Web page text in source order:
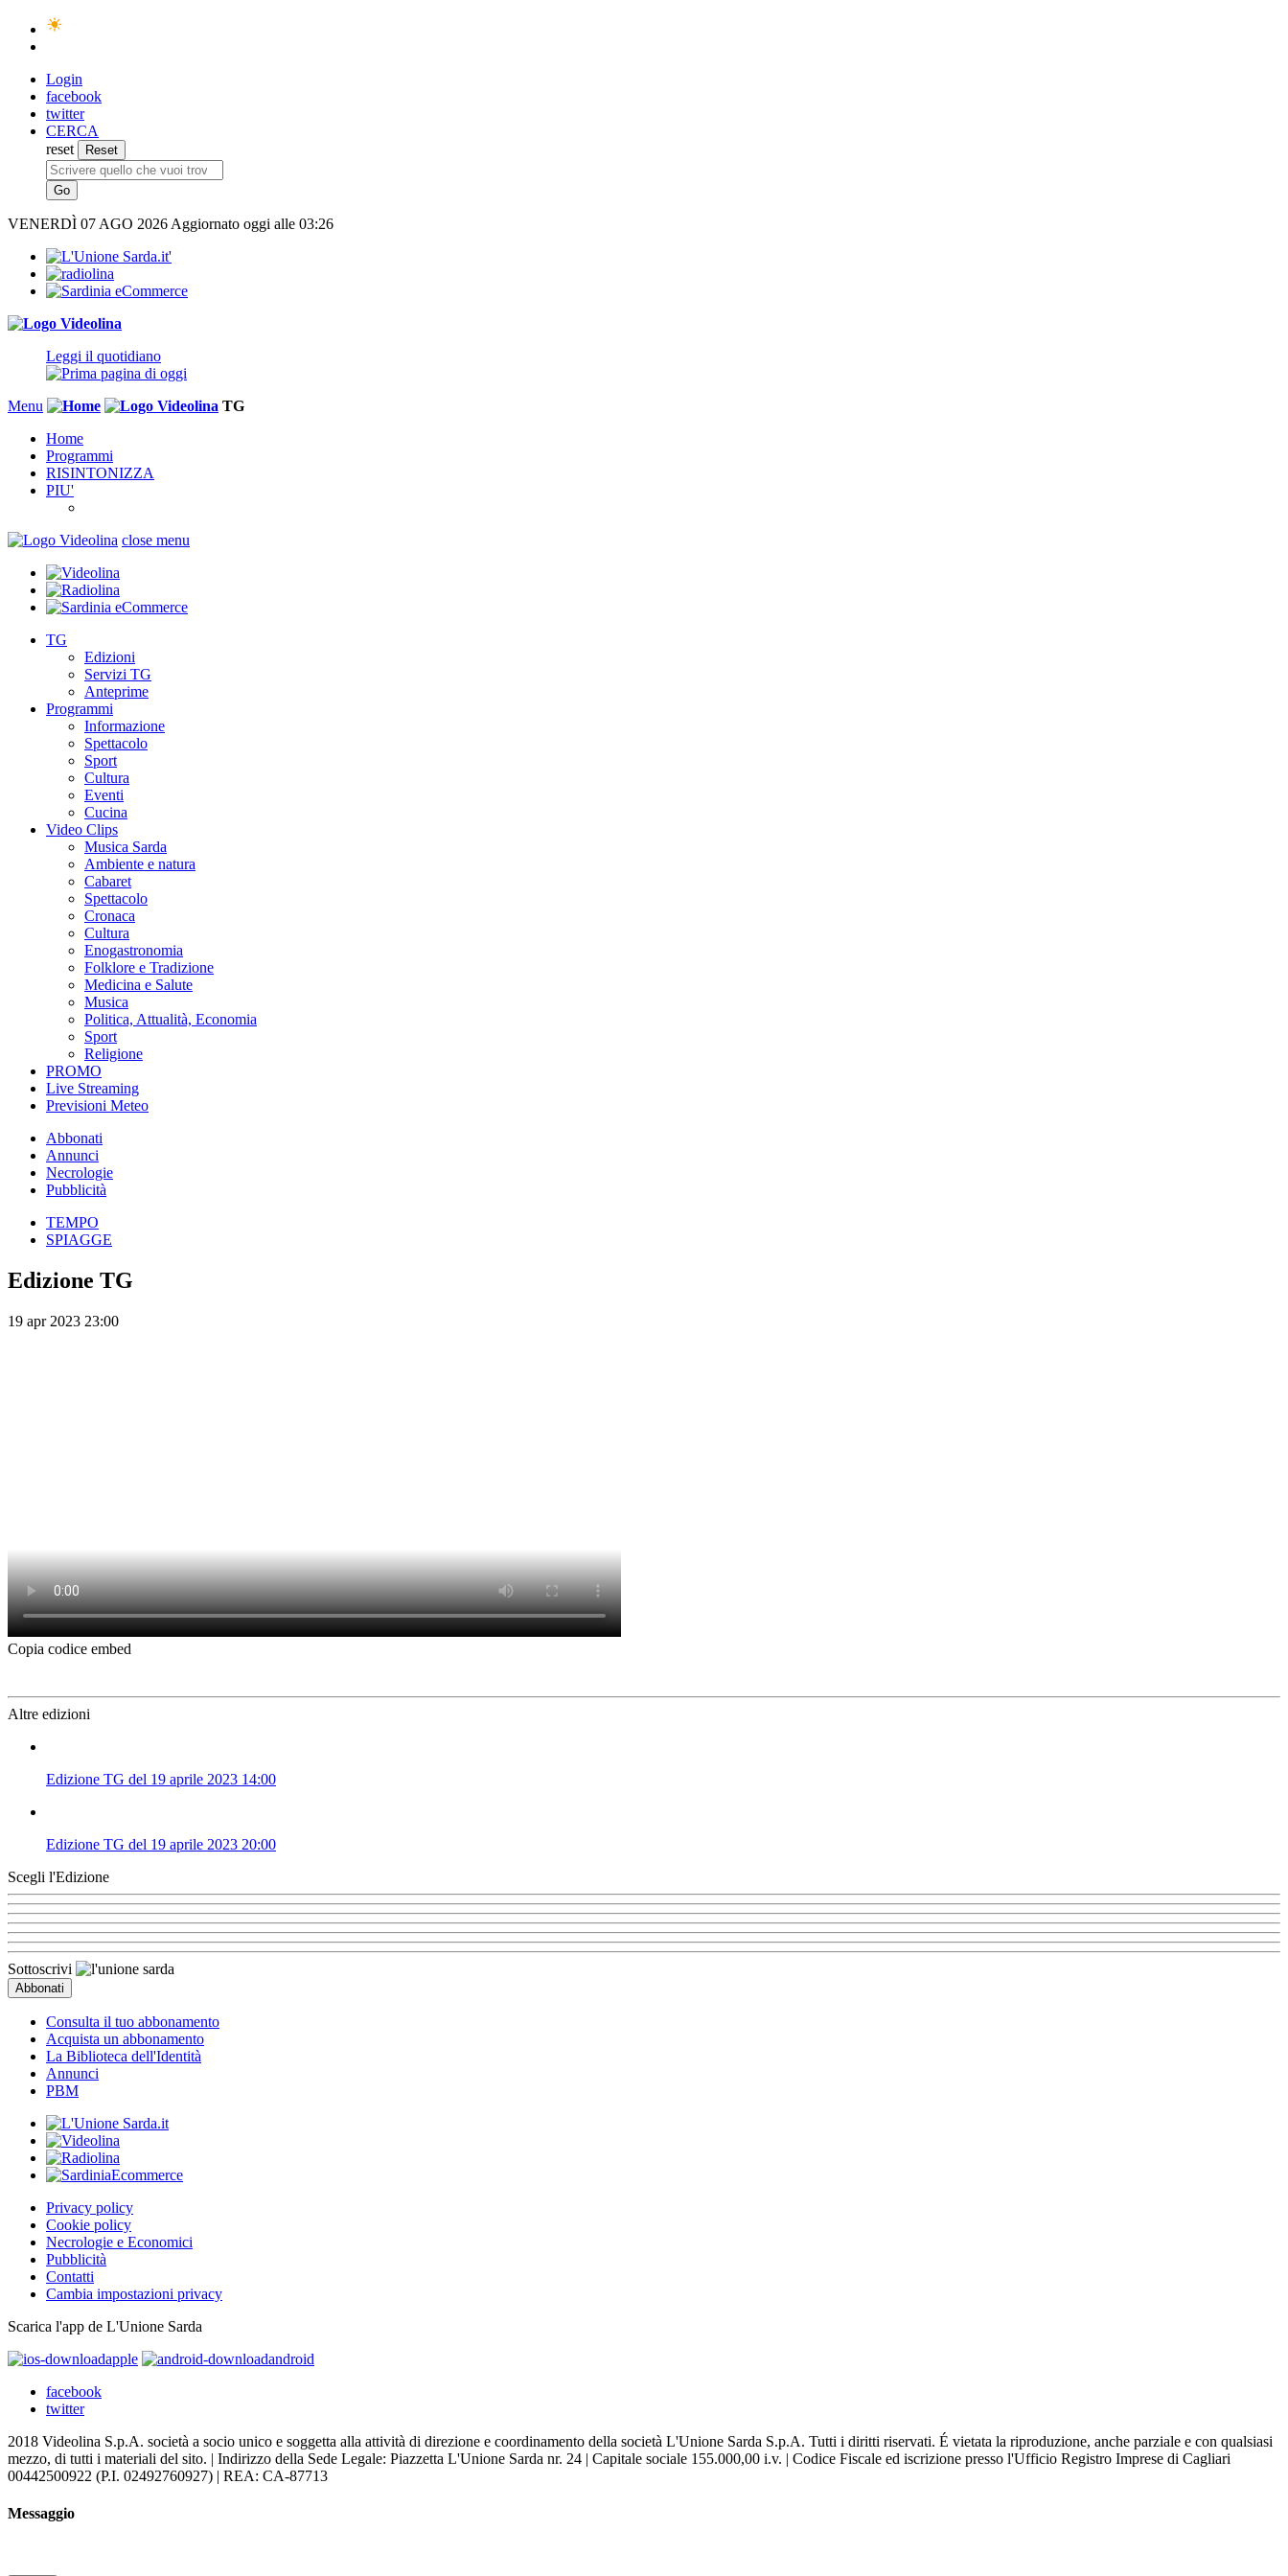
Login
facebook
twitter
CERCA
reset
VENERDÌ 07 AGO 2026 Aggiornato oggi alle 03:26
Leggi il quotidiano
Menu
TG
Home
Programmi
RISINTONIZZA
PIU'
close menu
TG
Edizioni
Servizi TG
Anteprime
Programmi
Informazione
Spettacolo
Sport
Cultura
Eventi
Cucina
Video Clips
Musica Sarda
Ambiente e natura
Cabaret
Spettacolo
Cronaca
Cultura
Enogastronomia
Folklore e Tradizione
Medicina e Salute
Musica
Politica, Attualità, Economia
Sport
Religione
PROMO
Live Streaming
Previsioni Meteo
Abbonati
Annunci
Necrologie
Pubblicità
TEMPO
SPIAGGE
Edizione TG
19 apr 2023 23:00
Copia codice embed
Altre edizioni
Edizione TG del 19 aprile 2023 14:00
Edizione TG del 19 aprile 2023 20:00
Scegli l'Edizione
Sottoscrivi
Consulta il tuo abbonamento
Acquista un abbonamento
La Biblioteca dell'Identità
Annunci
PBM
Privacy policy
Cookie policy
Necrologie e Economici
Pubblicità
Contatti
Cambia impostazioni privacy
Scarica l'app de L'Unione Sarda
apple
android
facebook
twitter
2018 Videolina S.p.A. società a socio unico e soggetta alla attività di direzione e coordinamento della società L'Unione Sarda S.p.A. Tutti i diritti riservati. É vietata la riproduzione, anche parziale e con qualsiasi
mezzo, di tutti i materiali del sito. | Indirizzo della Sede Legale: Piazzetta L'Unione Sarda nr. 24 | Capitale sociale 155.000,00 i.v. | Codice Fiscale ed iscrizione presso l'Ufficio Registro Imprese di Cagliari
00442500922 (P.I. 02492760927) | REA: CA-87713
Messaggio